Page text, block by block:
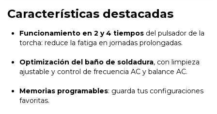
Características destacadas
Funcionamiento en 2 y 4 tiempos del pulsador de la
torcha: reduce la fatiga en jornadas prolongadas.
Optimización del baño de soldadura, con limpieza
ajustable y control de frecuencia AC y balance AC.
Memorias programables: guarda tus configuraciones
favoritas.